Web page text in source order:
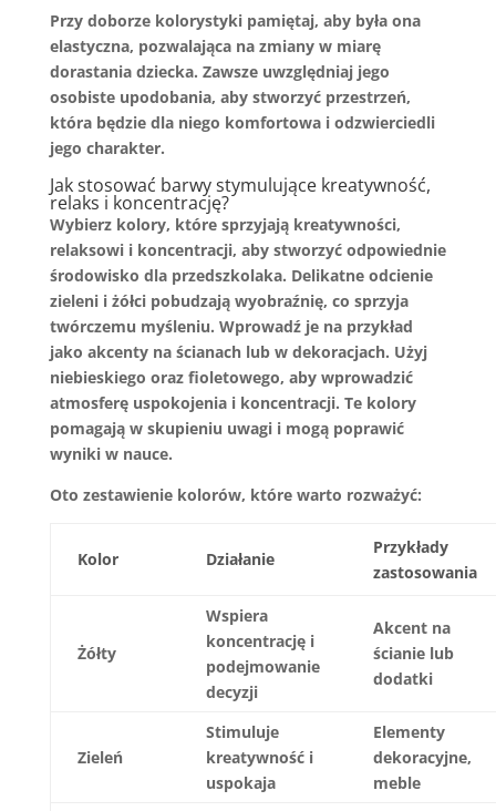
Przy doborze kolorystyki pamiętaj, aby była ona
elastyczna, pozwalająca na zmiany w miarę
dorastania dziecka. Zawsze uwzględniaj jego
osobiste upodobania, aby stworzyć przestrzeń,
która będzie dla niego komfortowa i odzwierciedli
jego charakter.
Jak stosować barwy stymulujące kreatywność,
relaks i koncentrację?
Wybierz kolory, które sprzyjają kreatywności,
relaksowii koncentracji, aby stworzyć odpowiednie
środowisko dla przedszkolaka. Delikatne odcienie
zielenii żółcipobudzają wyobraźnię, co sprzyja
twórczemu myśleniu. Wprowadź je na przykład
jako akcenty na ścianach lub w dekoracjach. Użyj
niebieskiego oraz fioletowego, aby wprowadzić
atmosferę uspokojenia i koncentracji. Te kolory
pomagają w skupieniu uwagi i mogą poprawić
wyniki w nauce.
Oto zestawienie kolorów, które warto rozważyć:
Kolor Działanie
Przykłady
zastosowania
Żółty
Wspiera
koncentrację i
podejmowanie
decyzji
Akcent na
ścianie lub
dodatki
Zieleń
Stimuluje
kreatywność i
uspokaja
Elementy
dekoracyjne,
meble